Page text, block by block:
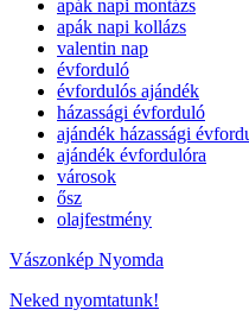
apák napi montázs
apák napi kollázs
valentin nap
évforduló
évfordulós ajándék
házassági évforduló
ajándék házassági
ajándék évfordulóra
városok
ősz
olajfestmény
Vászonkép Nyomda
Neked nyomtatunk!